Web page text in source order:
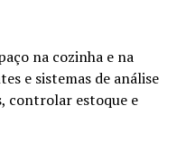
na cozinha e na
e sistemas de análise
controlar estoque e